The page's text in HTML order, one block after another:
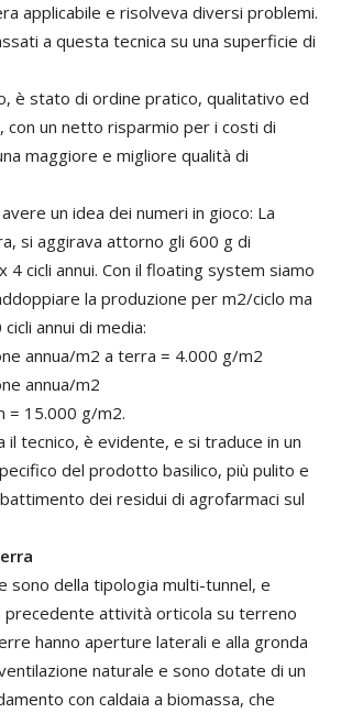
applicabile e risolveva diversi problemi.
a questa tecnica su una superficie di
è stato di ordine pratico, qualitativo ed
con un netto risparmio per i costi di
maggiore e migliore qualità di
un idea dei numeri in gioco: La
si aggirava attorno gli 600 g di
4 cicli annui. Con il floating system siamo
la produzione per m2/ciclo ma
annui di media:
annua/m2 a terra = 4.000 g/m2
annua/m2
= 15.000 g/m2.
il tecnico, è evidente, e si traduce in un
del prodotto basilico, più pulito e
dei residui di agrofarmaci sul
sono della tipologia multi-tunnel, e
precedente attività orticola su terreno
hanno aperture laterali e alla gronda
naturale e sono dotate di un
con caldaia a biomassa, che